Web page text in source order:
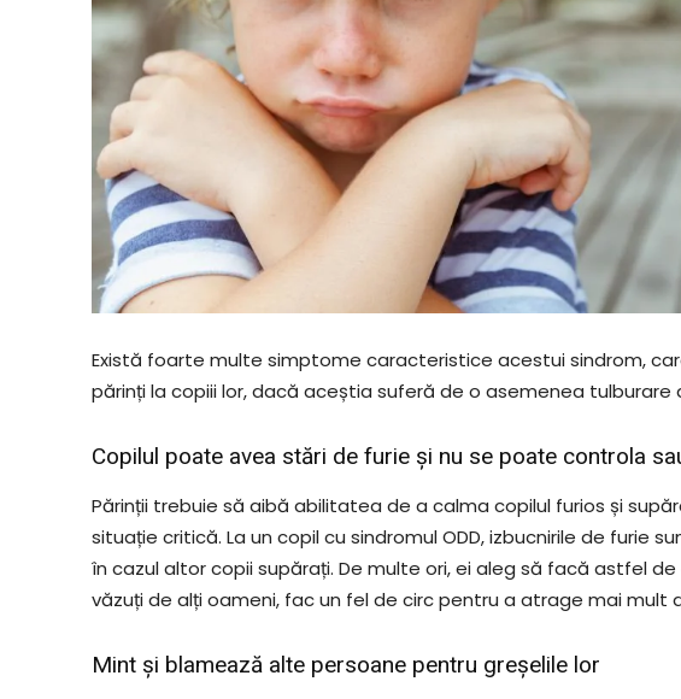
Există foarte multe simptome caracteristice acestui sindrom,
părinți la copiii lor, dacă aceștia suferă de o asemenea
Copilul poate avea stări de furie și nu se poate controla
Părinții trebuie să aibă abilitatea de a calma copilul furios și
situație critică. La un copil cu sindromul ODD, izbucnirile de furie
în cazul altor copii supărați. De multe ori, ei aleg să facă astfel
văzuți de alți oameni, fac un fel de circ pentru a atrage mai mult
Mint și blamează alte persoane pentru greșelile lor